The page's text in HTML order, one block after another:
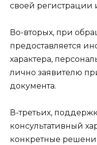
своей регистрации
Во-вторых, при
предоставляется
характера,
лично заявителю
документа.
В-третьих,
консультативный
конкретные